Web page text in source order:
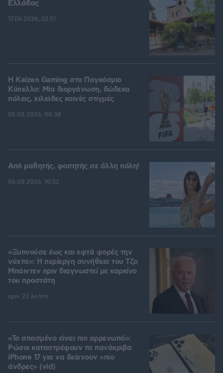
Ελλάδας
17.06.2026, 22:51
H Kaizen Gaming στο Παγκόσμιο
Kύπελλο: Μία διοργάνωση, δώδεκα
πόλεις, χιλιάδες κοινές στιγμές
05.08.2026, 08:38
Από μαθητής, φοιτητής σε άλλη πόλη!
06.08.2026, 10:52
«Ξυπνούσε έως και εφτά φορές την
νύχτα»: Η περίεργη συνήθεια του Τζο
Μπάιντεν πριν διαγνωστεί με καρκίνο
του προστάτη
πριν 23 λεπτά
«Το σπασμένο είναι πιο αρρενωπό»:
Ρώσοι καταστρέφουν τα πανάκριβα
iPhone 17 για να δείχνουν «πιο
άνδρες» (vid)